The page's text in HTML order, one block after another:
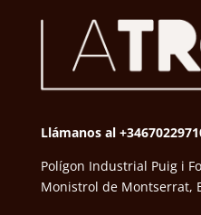
Llámanos al
Polígon Industrial Puig i
Monistrol de Montserrat,